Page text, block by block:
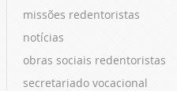
missões redentoristas
notícias
obras sociais redentoristas
secretariado vocacional